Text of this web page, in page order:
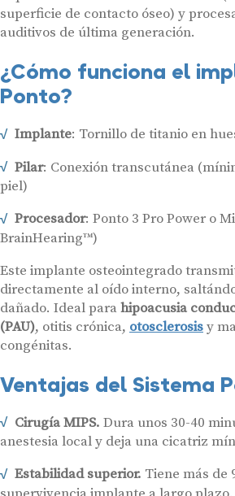
superficie de contacto óseo) y
auditivos de última generación.
¿Cómo funciona el
Ponto?
Implante: Tornillo de titanio en
Pilar: Conexión transcutánea
piel)
Procesador: Ponto 3 Pro Power o
BrainHearing™)
Este implante osteointegrado
directamente al oído interno,
dañado. Ideal parahipoacusia
(PAU), otitis crónica, otosclerosisy
congénitas.
Ventajas del Sistema
Cirugía MIPS. Dura unos 30-40
anestesia local y deja una cicatriz
Estabilidad superior. Tiene más de